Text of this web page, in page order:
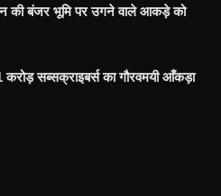
की बंजर भूमि पर उगने वाले आकड़े को
सब्सक्राइबर्स का गौरवमयी आँकड़ा